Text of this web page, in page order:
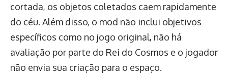
cortada, os objetos coletados caem rapidamente
do céu. Além disso, o mod não inclui objetivos
específicos como no jogo original, não há
avaliação por parte do Rei do Cosmos e o jogador
não envia sua criação para o espaço.